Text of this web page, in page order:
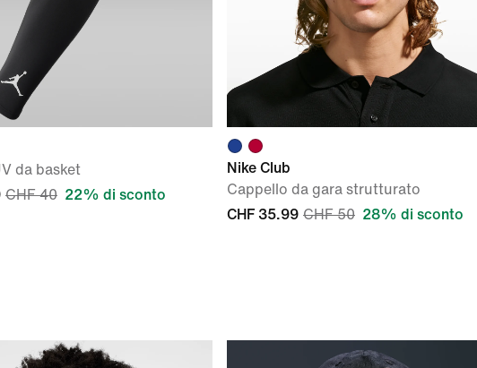
da basket
CHF 40 22% di sconto
Nike Club
Cappello da gara strutturato
CHF 35.99 CHF 50 28% di sconto